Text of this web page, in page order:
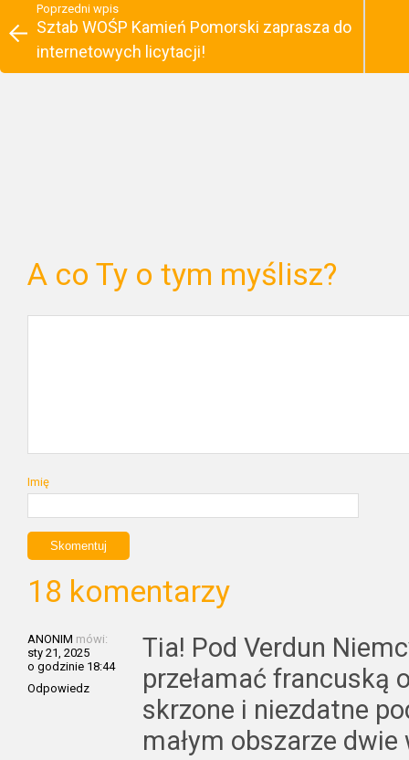
Poprzedni wpis
Sztab WOŚP Kamień Pomorski zaprasza do
internetowych licytacji!
A co Ty o tym myślisz?
Imię
18 komentarzy
ANONIM mówi:
sty 21, 2025
o godzinie 18:44
Odpowiedz
Tia! Pod Verdun
przełamać francuską
skrzone i niezdatne
małym obszarze